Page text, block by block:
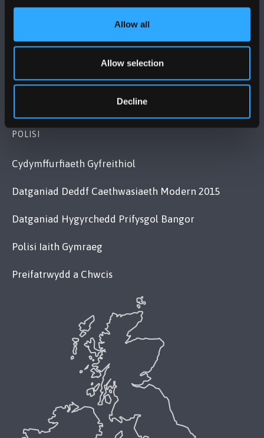
Allow all
Allow selection
Decline
POLISI
Cydymffurfiaeth Gyfreithiol
Datganiad Deddf Caethwasiaeth Modern 2015
Datganiad Hygyrchedd Prifysgol Bangor
Polisi Iaith Gymraeg
Preifatrwydd a Chwcis